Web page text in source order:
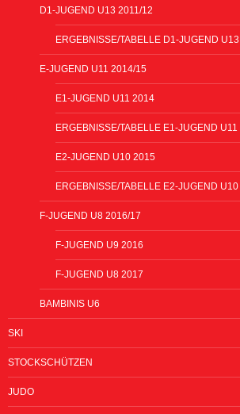
D1-JUGEND U13 2011/12
ERGEBNISSE/TABELLE D1-JUGEND U13
E-JUGEND U11 2014/15
E1-JUGEND U11 2014
ERGEBNISSE/TABELLE E1-JUGEND
E2-JUGEND U10 2015
ERGEBNISSE/TABELLE E2-JUGEND
F-JUGEND U8 2016/17
F-JUGEND U9 2016
F-JUGEND U8 2017
BAMBINIS U6
SKI
STOCKSCHÜTZEN
JUDO